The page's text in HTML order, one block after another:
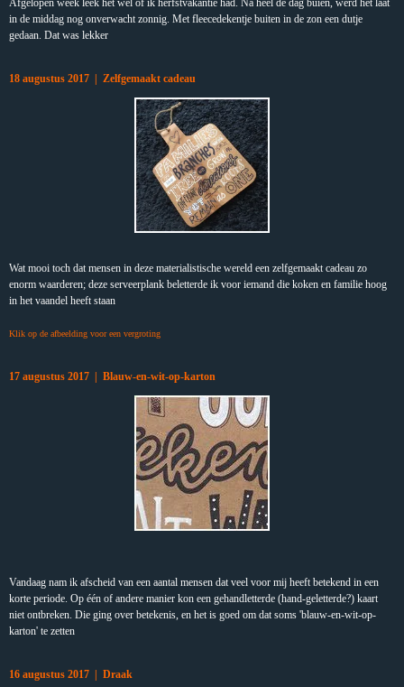
Afgelopen week leek het wel of ik herfstvakantie had. Na heel de dag buien, werd het laat
in de middag nog onverwacht zonnig. Met fleecedekentje buiten in de zon een dutje
gedaan. Dat was lekker
18 augustus 2017 | Zelfgemaakt cadeau
Wat mooi toch dat mensen in deze materialistische wereld een zelfgemaakt cadeau zo
enorm waarderen; deze serveerplank beletterde ik voor iemand die koken en familie hoog
in het vaandel heeft staan
Klik op de afbeelding voor een vergroting
17 augustus 2017 | Blauw-en-wit-op-karton
Vandaag nam ik afscheid van een aantal mensen dat veel voor mij heeft betekend in een
korte periode. Op één of andere manier kon een gehandletterde (hand-geletterde?) kaart
niet ontbreken. Die ging over betekenis, en het is goed om dat soms 'blauw-en-wit-op-
karton' te zetten
16 augustus 2017 | Draak